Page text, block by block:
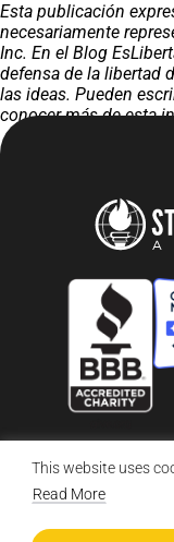
This website uses
Read More
Esta publicación
necesariamente
Inc. En el Blog
defensa de la libertad
las ideas. Pueden
conocer más de esta
© 2026
Privacy Policy